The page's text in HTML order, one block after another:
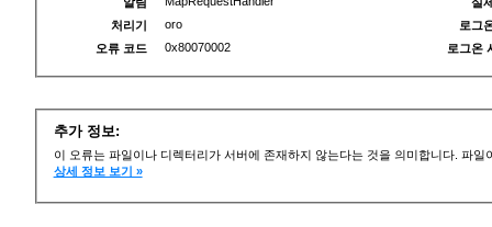
처리기
oro
오류 코드
0x80070002
로그
로그온
추가 정보:
이 오류는 파일이나 디렉터리가 서버에 존재하지 않는다는 것을 의미합니다. 파
상세 정보 보기 »